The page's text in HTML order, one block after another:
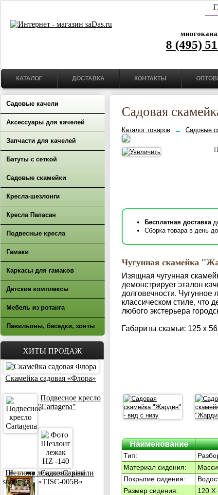
8 (495)
КАТАЛОГ ДОСТАВКА КОНТАКТЫ
Садовые качели
Аксессуары для качелей
Запчасти для качелей
Батуты с сеткой
Садовые скамейки
Кресла-шезлонги
Кресла Папасан
Подвесные кресла
Гамаки
Каркасы для гамаков
Детские комплексы
Мебель из ротанга
Павильоны, беседки, зонты
ХИТЫ ПРОДАЖ
Скамейка садовая «Флора»
Подвесное кресло
"Cartagena"
Шезлонг лежак «Capissi
sun»
Садовые качели
«TJSC-005B»
Садовая
Каталог товаров → Садовые
Бесплатная доставка
Сборка товара в день
Чугунная скамейка
Изящная чугунная
демонстрирует эталон
долговечности. Чугунное
классическом стиле, что
любого экстерьера
Габариты скамьи: 125 х
Наименование
Тип:
Материал сидения:
Покрытие сидения:
Размер сидения:
120 Х